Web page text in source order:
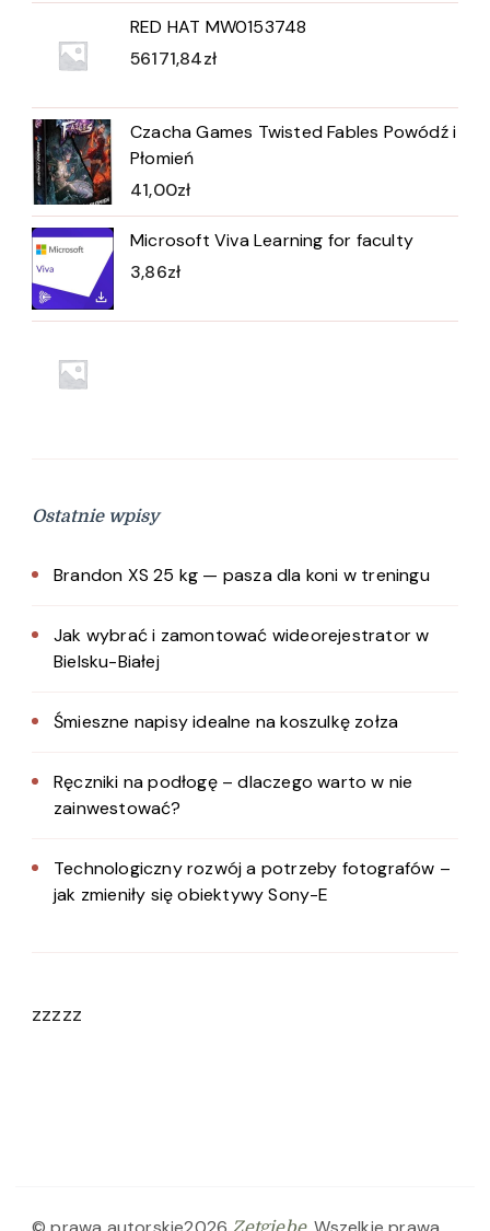
RED HAT MW0153748
56171,84zł
Czacha Games Twisted Fables Powódź i
Płomień
41,00zł
Microsoft Viva Learning for faculty
3,86zł
Ostatnie wpisy
Brandon XS 25 kg — pasza dla koni w treningu
Jak wybrać i zamontować wideorejestrator w
Bielsku-Białej
Śmieszne napisy idealne na koszulkę zołza
Ręczniki na podłogę – dlaczego warto w nie
zainwestować?
Technologiczny rozwój a potrzeby fotografów –
jak zmieniły się obiektywy Sony-E
zzzzz